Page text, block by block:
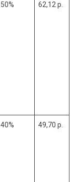
50% 62,12 р.
40% 49,70 р.